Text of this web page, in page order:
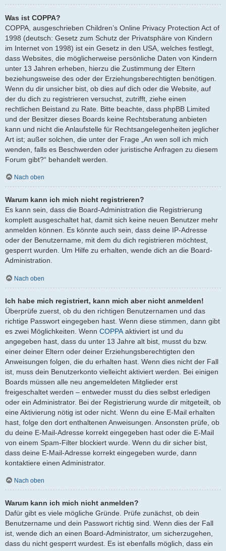
Was ist COPPA?
COPPA, ausgeschrieben Children’s Online Privacy Protection Act of
1998 (deutsch: Gesetz zum Schutz der Privatsphäre von Kindern
im Internet von 1998) ist ein Gesetz in den USA, welches festlegt,
dass Websites, die möglicherweise persönliche Daten von Kindern
unter 13 Jahren erheben, hierzu die Zustimmung der Eltern
beziehungsweise des oder der Erziehungsberechtigten benötigen.
Wenn du dir unsicher bist, ob dies auf dich oder die Website, auf
der du dich zu registrieren versuchst, zutrifft, ziehe einen
rechtlichen Beistand zu Rate. Bitte beachte, dass phpBB Limited
und der Besitzer dieses Boards keine Rechtsberatung anbieten
kann und nicht die Anlaufstelle für Rechtsangelegenheiten jeglicher
Art ist; außer solchen, die unter der Frage „An wen soll ich mich
wenden, falls es Beschwerden oder juristische Anfragen zu diesem
Forum gibt?“ behandelt werden.
Nach oben
Warum kann ich mich nicht registrieren?
Es kann sein, dass die Board-Administration die Registrierung
komplett ausgeschaltet hat, damit sich keine neuen Benutzer mehr
anmelden können. Es könnte auch sein, dass deine IP-Adresse
oder der Benutzername, mit dem du dich registrieren möchtest,
gesperrt wurden. Um Hilfe zu erhalten, wende dich an die Board-
Administration.
Nach oben
Ich habe mich registriert, kann mich aber nicht anmelden!
Überprüfe zuerst, ob du den richtigen Benutzernamen und das
richtige Passwort eingegeben hast. Wenn diese stimmen, dann gibt
es zwei Möglichkeiten. Wenn COPPA aktiviert ist und du
angegeben hast, dass du unter 13 Jahre alt bist, musst du bzw.
einer deiner Eltern oder deiner Erziehungsberechtigten den
Anweisungen folgen, die du erhalten hast. Wenn dies nicht der Fall
ist, muss dein Benutzerkonto vielleicht aktiviert werden. Bei einigen
Boards müssen alle neu angemeldeten Mitglieder erst
freigeschaltet werden – entweder musst du dies selbst erledigen
oder ein Administrator. Bei der Registrierung wurde dir mitgeteilt, ob
eine Aktivierung nötig ist oder nicht. Wenn du eine E-Mail erhalten
hast, folge den dort enthaltenen Anweisungen. Ansonsten prüfe, ob
du deine E-Mail-Adresse korrekt eingegeben hast oder die E-Mail
von einem Spam-Filter blockiert wurde. Wenn du dir sicher bist,
dass deine E-Mail-Adresse korrekt eingegeben wurde, dann
kontaktiere einen Administrator.
Nach oben
Warum kann ich mich nicht anmelden?
Dafür gibt es viele mögliche Gründe. Prüfe zunächst, ob dein
Benutzername und dein Passwort richtig sind. Wenn dies der Fall
ist, wende dich an einen Board-Administrator, um sicherzugehen,
dass du nicht gesperrt wurdest. Es ist ebenfalls möglich, dass ein